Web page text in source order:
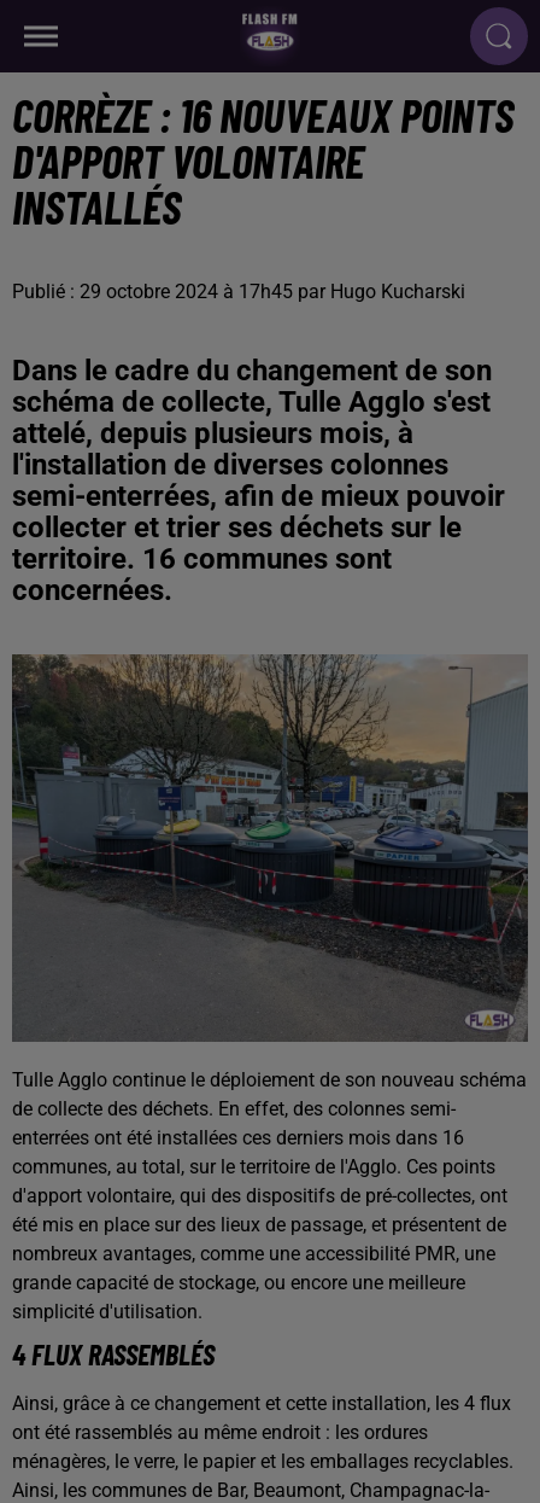
CORRÈZE : 16 NOUVEAUX POINTS
D'APPORT VOLONTAIRE
INSTALLÉS
Publié : 29 octobre 2024 à 17h45 par Hugo Kucharski
Dans le cadre du changement de son
schéma de collecte, Tulle Agglo s'est
attelé, depuis plusieurs mois, à
l'installation de diverses colonnes
semi-enterrées, afin de mieux pouvoir
collecter et trier ses déchets sur le
territoire. 16 communes sont
concernées.
Tulle Agglo continue le déploiement de son nouveau schéma
de collecte des déchets. En effet, des colonnes semi-
enterrées ont été installées ces derniers mois dans 16
communes, au total, sur le territoire de l'Agglo. Ces points
d'apport volontaire, qui des dispositifs de pré-collectes, ont
été mis en place sur des lieux de passage, et présentent de
nombreux avantages, comme une accessibilité PMR, une
grande capacité de stockage, ou encore une meilleure
simplicité d'utilisation.
4 FLUX RASSEMBLÉS
Ainsi, grâce à ce changement et cette installation, les 4 flux
ont été rassemblés au même endroit : les ordures
ménagères, le verre, le papier et les emballages recyclables.
Ainsi, les communes de Bar, Beaumont, Champagnac-la-